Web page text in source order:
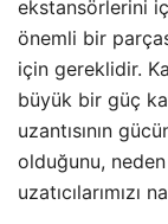
ekstansörlerini
önemli bir
için gereklidir.
büyük bir güç
uzantısının
olduğunu,
uzatıcılarımızı